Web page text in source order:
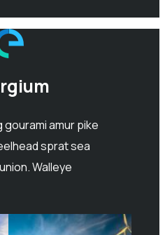
amur pike
sprat sea
Walleye